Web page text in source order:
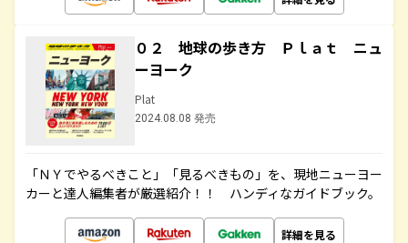
０２ 地球の歩き方 Ｐｌａｔ ニュ
ーヨーク
Plat
2024.08.08 発売
「ＮＹでやるべきこと」「見るべきもの」を、現地ニューヨー
カーと達人編集者が厳選紹介！！ ハンディなガイドブック。
詳細を見る